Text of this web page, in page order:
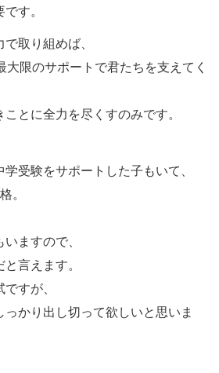
す。
取り組めば、
限のサポートで君たちを支えてく
とに全力を尽くすのみです。
受験をサポートした子もいて、
。
ますので、
言えます。
すが、
かり出し切って欲しいと思いま